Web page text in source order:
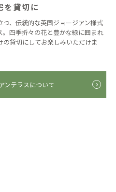
を貸切に
、伝統的な英国ジョージアン様式
四季折々の花と豊かな緑に囲まれ
貸切にしてお楽しみいただけま
ンテラスについて